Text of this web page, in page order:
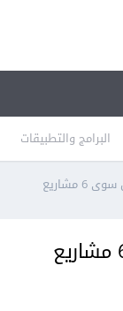
البرامج والتطبيقات